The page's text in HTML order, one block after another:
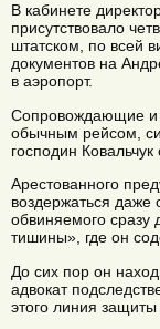
В кабинете
присутствовало
штатском, по всей
документов на
в аэропорт.
Сопровождающие и
обычным рейсом,
господин Ковальчук
Арестованного
воздержаться даже
обвиняемого сразу
тишины», где он
До сих пор он
адвокат
этого линия